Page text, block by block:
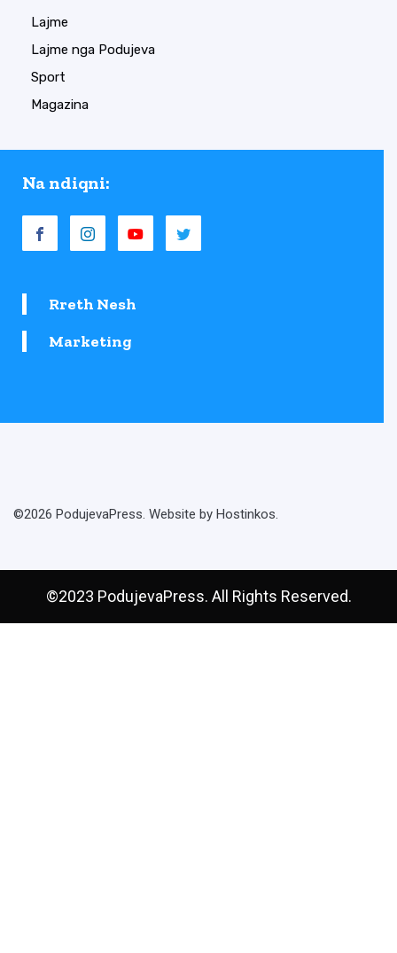
Lajme
Lajme nga Podujeva
Sport
Magazina
Na ndiqni:
Rreth Nesh
Marketing
©2026 PodujevaPress. Website by Hostinkos.
©2023 PodujevaPress. All Rights Reserved.